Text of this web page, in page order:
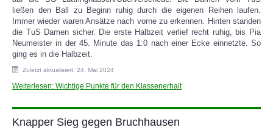
SPORTHEIM
ließen den Ball zu Beginn ruhig durch die eigenen Reihen laufen.
Immer wieder waren Ansätze nach vorne zu erkennen. Hinten standen
die TuS Damen sicher. Die erste Halbzeit verlief recht ruhig, bis Pia
Neumeister in der 45. Minute das 1:0 nach einer Ecke einnetzte. So
ging es in die Halbzeit.
Zuletzt aktualisiert: 24. Mai 2024
Weiterlesen: Wichtige Punkte für den Klassenerhalt
Knapper Sieg gegen Bruchhausen